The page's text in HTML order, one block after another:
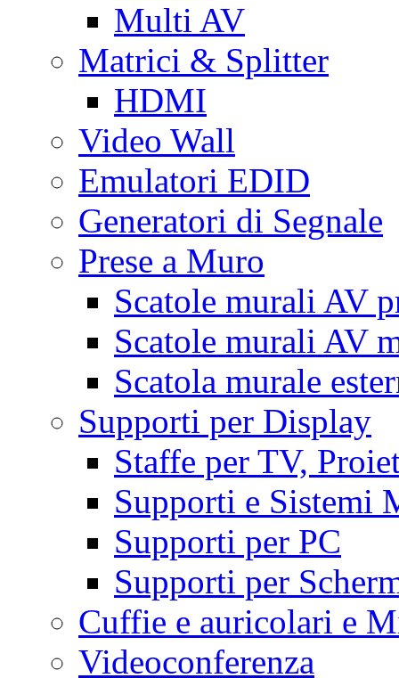
Multi AV
Matrici & Splitter
HDMI
Video Wall
Emulatori EDID
Generatori di Segnale
Prese a Muro
Scatole murali AV
Scatole murali AV
Scatola murale
Supporti per Display
Staffe per TV,
Supporti e Sistemi
Supporti per PC
Supporti per
Cuffie e auricolari e
Videoconferenza